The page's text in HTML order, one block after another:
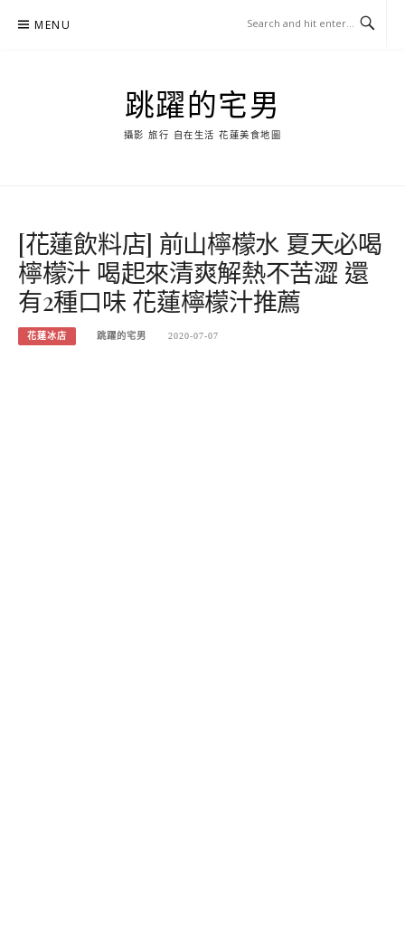
MENU
跳躍的宅男
攝影 旅行 自在生活 花蓮美食地圖
[花蓮飲料店] 前山檸檬水 夏天必喝
檸檬汁 喝起來清爽解熱不苦澀 還
有2種口味 花蓮檸檬汁推薦
花蓮冰店 跳躍的宅男 2020-07-07